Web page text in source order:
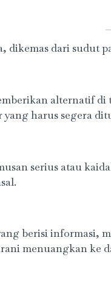
dari sudut
alternatif
harus segera
serius atau
berisi informasi,
menuangkan ke